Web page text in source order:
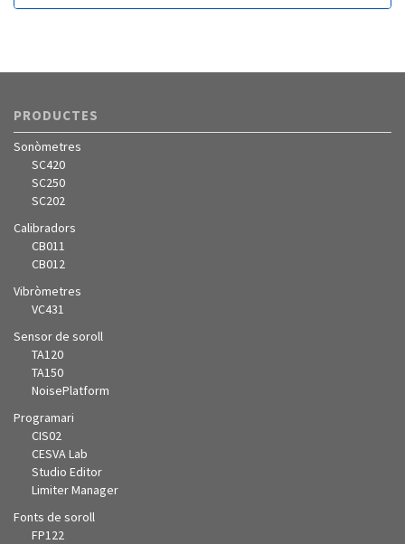
PRODUCTES
Sonòmetres
SC420
SC250
SC202
Calibradors
CB011
CB012
Vibròmetres
VC431
Sensor de soroll
TA120
TA150
NoisePlatform
Programari
CIS02
CESVA Lab
Studio Editor
Limiter Manager
Fonts de soroll
FP122